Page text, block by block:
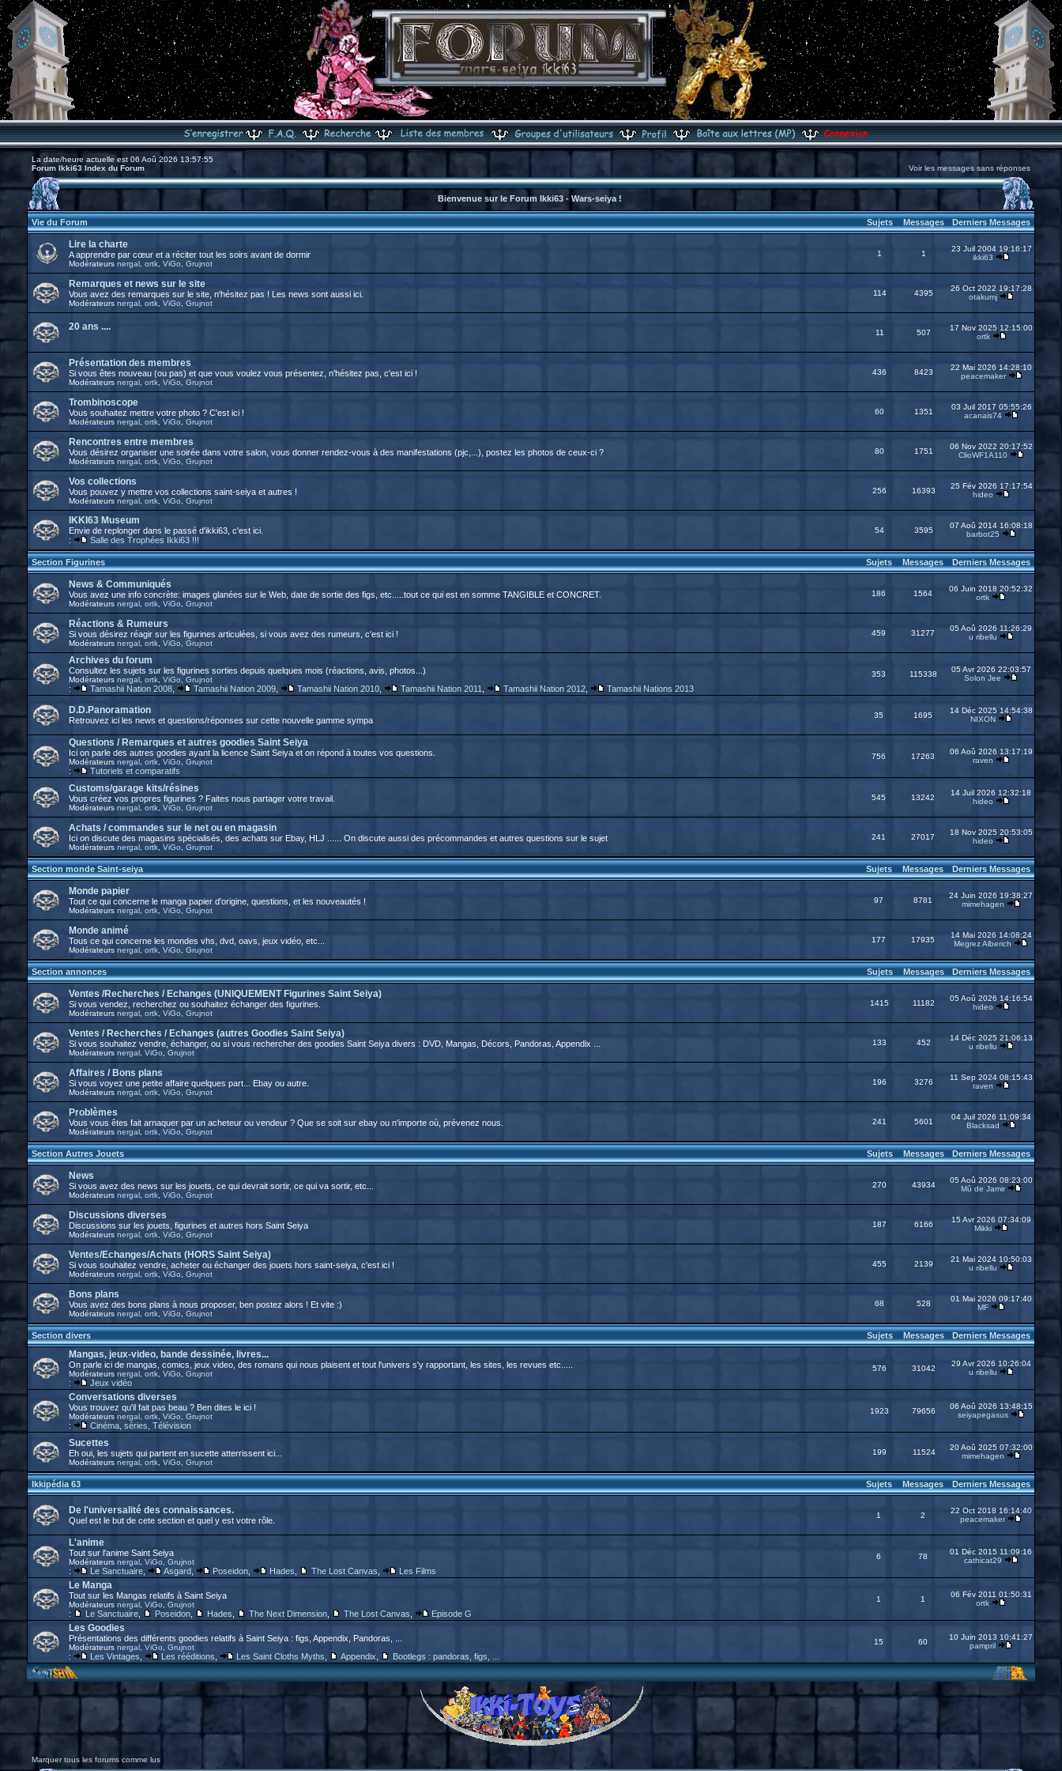
La date/heure actuelle est 06 Aoû 2026 13:57:55
Forum Ikki63 Index du Forum
Voir les messages sans réponses
Bienvenue sur le Forum Ikki63 - Wars-seiya !
Vie du Forum Sujets Messages Derniers Messages
Lire la charte
A apprendre par cœur et a réciter tout les soirs avant de dormir
Modérateurs nergal ortk ViGo Grujnot
1 1
23 Juil 2004 19:16:17
ikki63
Remarques et news sur le site
Vous avez des remarques sur le site, n'hésitez pas ! Les news sont aussi ici.
Modérateurs nergal ortk ViGo Grujnot
114 4395
26 Oct 2022 19:17:28
otakumj
20 ans ....
11 507
17 Nov 2025 12:15:00
ortk
Présentation des membres
Si vous êtes nouveau (ou pas) et que vous voulez vous présentez, n'hésitez pas, c'est ici !
Modérateurs nergal ortk ViGo Grujnot
436 8423
22 Mai 2026 14:28:10
peacemaker
Trombinoscope
Vous souhaitez mettre votre photo ? C'est ici !
Modérateurs nergal ortk ViGo Grujnot
60 1351
03 Juil 2017 05:55:26
acanais74
Rencontres entre membres
Vous désirez organiser une soirée dans votre salon, vous donner rendez-vous à des manifestations (pjc,...), postez les photos de ceux-ci ?
Modérateurs nergal ortk ViGo Grujnot
80 1751
06 Nov 2022 20:17:52
ClioWF1A110
Vos collections
Vous pouvez y mettre vos collections saint-seiya et autres !
Modérateurs nergal ortk ViGo Grujnot
256 16393
25 Fév 2026 17:17:54
hideo
IKKI63 Museum
Envie de replonger dans le passé d'ikki63, c'est ici.
:
Salle des Trophées Ikki63 !!!
54 3595
07 Aoû 2014 16:08:18
barbot25
Section Figurines Sujets Messages Derniers Messages
News & Communiqués
Vous avez une info concrète: images glanées sur le Web, date de sortie des figs, etc.....tout ce qui est en somme TANGIBLE et CONCRET.
Modérateurs nergal ortk ViGo Grujnot
186 1564
06 Juin 2018 20:52:32
ortk
Réactions & Rumeurs
Si vous désirez réagir sur les figurines articulées, si vous avez des rumeurs, c'est ici !
Modérateurs nergal ortk ViGo Grujnot
459 31277
05 Aoû 2026 11:26:29
u ribellu
Archives du forum
Consultez les sujets sur les figurines sorties depuis quelques mois (réactions, avis, photos...)
Modérateurs nergal ortk ViGo Grujnot
: Tamashii Nation 2008 Tamashii Nation 2009 Tamashii Nation 2010 Tamashii Nation 2011 Tamashii Nation 2012 Tamashii Nations 2013
353 115338
05 Avr 2026 22:03:57
Solon Jee
D.D.Panoramation
Retrouvez ici les news et questions/réponses sur cette nouvelle gamme sympa
35 1695
14 Déc 2025 14:54:38
NIXON
Questions / Remarques et autres goodies Saint Seiya
Ici on parle des autres goodies ayant la licence Saint Seiya et on répond à toutes vos questions.
Modérateurs nergal ortk ViGo Grujnot
: Tutoriels et comparatifs
756 17263
06 Aoû 2026 13:17:19
raven
Customs/garage kits/résines
Vous créez vos propres figurines ? Faites nous partager votre travail.
Modérateurs nergal ortk ViGo Grujnot
545 13242
14 Juil 2026 12:32:18
hideo
Achats / commandes sur le net ou en magasin
Ici on discute des magasins spécialisés, des achats sur Ebay, HLJ ...... On discute aussi des précommandes et autres questions sur le sujet
Modérateurs nergal ortk ViGo Grujnot
241 27017
18 Nov 2025 20:53:05
hideo
Section monde Saint-seiya Sujets Messages Derniers Messages
Monde papier
Tout ce qui concerne le manga papier d'origine, questions, et les nouveautés !
Modérateurs nergal ortk ViGo Grujnot
97 8781
24 Juin 2026 19:38:27
mimehagen
Monde animé
Tous ce qui concerne les mondes vhs, dvd, oavs, jeux vidéo, etc...
Modérateurs nergal ortk ViGo Grujnot
177 17935
14 Mai 2026 14:08:24
Megrez Alberich
Section annonces Sujets Messages Derniers Messages
Ventes /Recherches / Echanges (UNIQUEMENT Figurines Saint Seiya)
Si vous vendez, recherchez ou souhaitez échanger des figurines.
Modérateurs nergal ortk ViGo Grujnot
1415 11182
05 Aoû 2026 14:16:54
hideo
Ventes / Recherches / Echanges (autres Goodies Saint Seiya)
Si vous souhaitez vendre, échanger, ou si vous rechercher des goodies Saint Seiya divers : DVD, Mangas, Décors, Pandoras, Appendix ...
Modérateurs nergal ViGo Grujnot
133 452
14 Déc 2025 21:06:13
u ribellu
Affaires / Bons plans
Si vous voyez une petite affaire quelques part... Ebay ou autre.
Modérateurs nergal ortk ViGo Grujnot
196 3276
11 Sep 2024 08:15:43
raven
Problèmes
Vous vous êtes fait arnaquer par un acheteur ou vendeur ? Que se soit sur ebay ou n'importe où, prévenez nous.
Modérateurs nergal ortk ViGo Grujnot
241 5601
04 Juil 2026 11:09:34
Blacksad
Section Autres Jouets Sujets Messages Derniers Messages
News
Si vous avez des news sur les jouets, ce qui devrait sortir, ce qui va sortir, etc...
Modérateurs nergal ortk ViGo Grujnot
270 43934
05 Aoû 2026 08:23:00
Mû de Jamir
Discussions diverses
Discussions sur les jouets, figurines et autres hors Saint Seiya
Modérateurs nergal ortk ViGo Grujnot
187 6166
15 Avr 2026 07:34:09
Mikki
Ventes/Echanges/Achats (HORS Saint Seiya)
Si vous souhaitez vendre, acheter ou échanger des jouets hors saint-seiya, c'est ici !
Modérateurs nergal ortk ViGo Grujnot
455 2139
21 Mai 2024 10:50:03
u ribellu
Bons plans
Vous avez des bons plans à nous proposer, ben postez alors ! Et vite :)
Modérateurs nergal ortk ViGo Grujnot
68 528
01 Mai 2026 09:17:40
MF
Section divers Sujets Messages Derniers Messages
Mangas, jeux-video, bande dessinée, livres...
On parle ici de mangas, comics, jeux video, des romans qui nous plaisent et tout l'univers s'y rapportant, les sites, les revues etc.....
Modérateurs nergal ortk ViGo Grujnot
: Jeux vidéo
576 31042
29 Avr 2026 10:26:04
u ribellu
Conversations diverses
Vous trouvez qu'il fait pas beau ? Ben dites le ici !
Modérateurs nergal ortk ViGo Grujnot
: Cinéma, séries, Télévision
1923 79656
06 Aoû 2026 13:48:15
seiyapegasus
Sucettes
Eh oui, les sujets qui partent en sucette atterrissent ici...
Modérateurs nergal ortk ViGo Grujnot
199 11524
20 Aoû 2025 07:32:00
mimehagen
Ikkipédia 63 Sujets Messages Derniers Messages
De l'universalité des connaissances.
Quel est le but de cete section et quel y est votre rôle.
1 2
22 Oct 2018 16:14:40
peacemaker
L'anime
Tout sur l'anime Saint Seiya
Modérateurs nergal ViGo Grujnot
: Le Sanctuaire Asgard Poseidon Hades The Lost Canvas Les Films
6 78
01 Déc 2015 11:09:16
cathicat29
Le Manga
Tout sur les Mangas relatifs à Saint Seiya
Modérateurs nergal ViGo Grujnot
: Le Sanctuaire Poseidon Hades The Next Dimension The Lost Canvas Episode G
1 1
06 Fév 2011 01:50:31
ortk
Les Goodies
Présentations des différents goodies relatifs à Saint Seiya : figs, Appendix, Pandoras, ...
Modérateurs nergal ViGo Grujnot
: Les Vintages Les rééditions Les Saint Cloths Myths Appendix Bootlegs : pandoras, figs, ...
15 60
10 Juin 2013 10:41:27
pampril
Marquer tous les forums comme lus